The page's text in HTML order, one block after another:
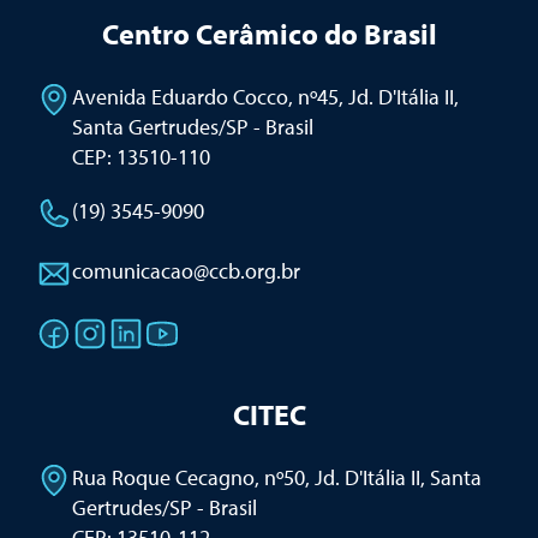
Centro Cerâmico do Brasil
Avenida Eduardo Cocco, nº45, Jd. D'Itália II,
Santa Gertrudes/SP - Brasil
CEP: 13510-110
(19) 3545-9090
comunicacao@ccb.org.br
CITEC
Rua Roque Cecagno, nº50, Jd. D'Itália II, Santa
Gertrudes/SP - Brasil